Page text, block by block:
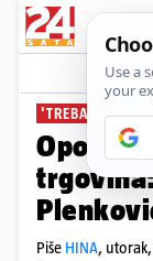
'TREBAJU IZAĆI
Oporba
Piše HINA, utorak,